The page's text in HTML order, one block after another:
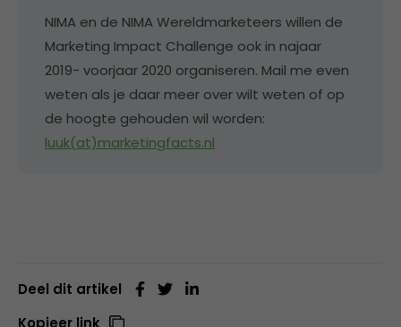
NIMA en de NIMA Wereldmarketeers willen de
Marketing Impact Challenge ook in najaar
2019- voorjaar 2020 organiseren. Mail me even
weten als je daar meer over wilt weten of op
de hoogte gehouden wil worden:
luuk(at)marketingfacts.nl
Deel dit artikel
Kopieer link